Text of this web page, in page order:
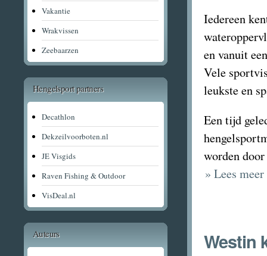
Iedereen
en vanuit
Vele
leukste en
Een tijd
worden door
» Lees
Westin
Vakantie
Wrakvissen
Zeebaarzen
Hengelsport partners
Decathlon
Dekzeilvoorboten.nl
JE Visgids
Raven Fishing & Outdoor
VisDeal.nl
Auteurs